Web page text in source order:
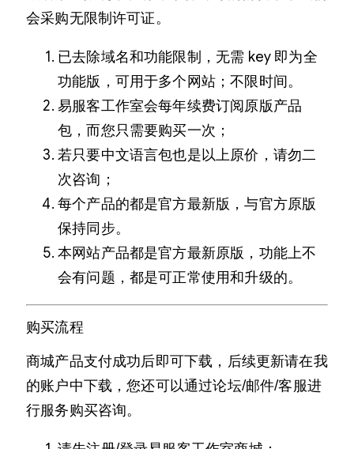
会采购无限制许可证。
已去除域名和功能限制，无需 key 即为全
功能版，可用于多个网站；不限时间。
易服客工作室会每年续费订阅原版产品
包，而您只需要购买一次；
若只要中文语言包也是以上原价，请勿二
次咨询；
每个产品的都是官方最新版，与官方原版
保持同步。
本网站产品都是官方最新原版，功能上不
会有问题，都是可正常使用和升级的。
购买流程
商城产品支付成功后即可下载，后续更新请在我
的账户中下载，您还可以通过论坛/邮件/客服进
行服务购买咨询。